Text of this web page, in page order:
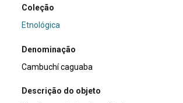
Coleção
Etnológica
Denominação
Cambuchí caguaba
Descrição do objeto